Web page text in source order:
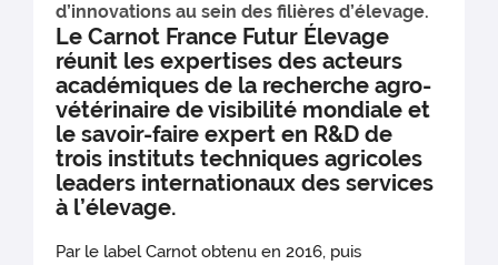
d’innovations au sein des filières d’élevage.
Le Carnot France Futur Élevage
réunit les expertises des acteurs
académiques de la recherche agro-
vétérinaire de visibilité mondiale et
le savoir-faire expert en R&D de
trois instituts techniques agricoles
leaders internationaux des services
à l’élevage.
Par le label Carnot obtenu en 2016, puis